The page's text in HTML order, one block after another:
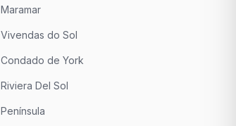
Maramar
Vivendas do Sol
Condado de York
Riviera Del Sol
Península